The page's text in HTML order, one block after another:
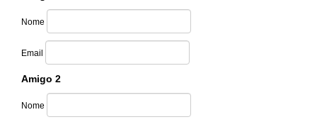
Nome
Email
Amigo 2
Nome